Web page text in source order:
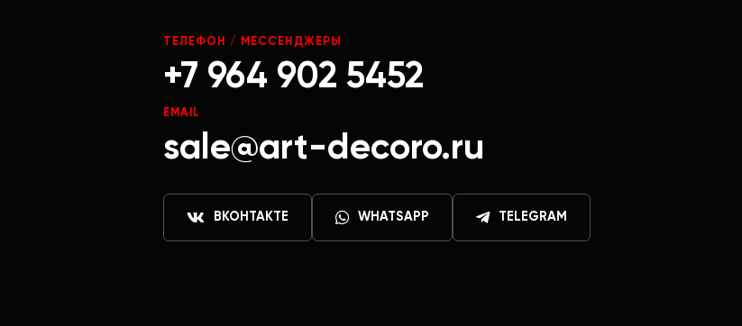
ТЕЛЕФОН / МЕССЕНДЖЕРЫ
+7 964 902 5452
EMAIL
sale@art-decoro.ru
ВКОНТАКТЕ WHATSAPP TELEGRAM